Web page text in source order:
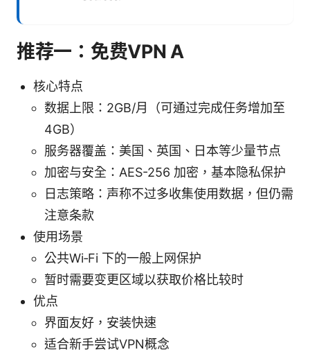
推荐一：免费VPN A
核心特点
数据上限：2GB/月（可通过完成任务增加至
4GB）
服务器覆盖：美国、英国、日本等少量节点
加密与安全：AES-256 加密，基本隐私保护
日志策略：声称不过多收集使用数据，但仍需
注意条款
使用场景
公共Wi‑Fi 下的一般上网保护
暂时需要变更区域以获取价格比较时
优点
界面友好，安装快速
适合新手尝试VPN概念